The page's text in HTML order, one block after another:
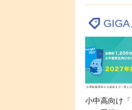
小中高向け